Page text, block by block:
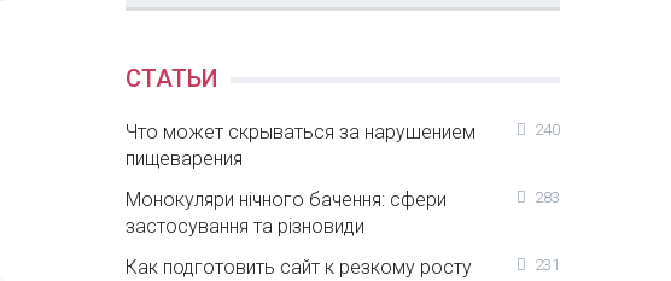
СТАТЬИ
Что может скрываться за нарушением
пищеварения
240
Монокуляри нічного бачення: сфери
застосування та різновиди
283
Как подготовить сайт к резкому росту
231